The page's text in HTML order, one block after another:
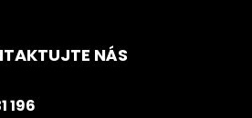
NÁS
196